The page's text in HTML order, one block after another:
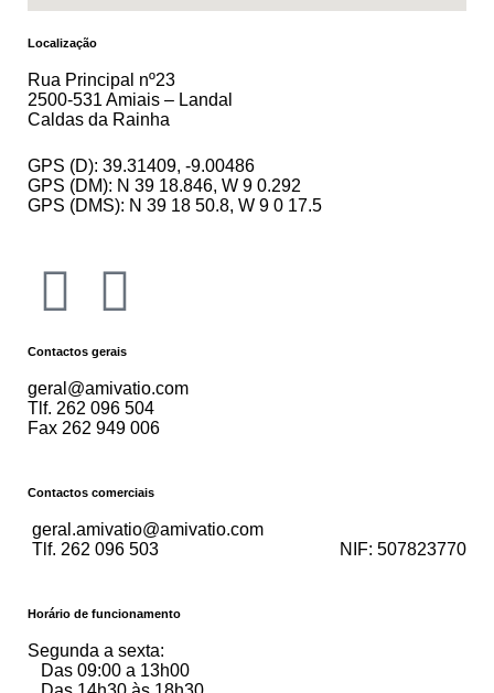
Localização
Rua Principal nº23
2500-531 Amiais – Landal
Caldas da Rainha
GPS (D): 39.31409, -9.00486
GPS (DM): N 39 18.846, W 9 0.292
GPS (DMS): N 39 18 50.8, W 9 0 17.5
Contactos gerais
geral@amivatio.com
Tlf. 262 096 504
Fax 262 949 006
Contactos comerciais
geral.amivatio@amivatio.com
Tlf. 262 096 503
NIF: 507823770
Horário de funcionamento
Segunda a sexta:
Das 09:00 a 13h00